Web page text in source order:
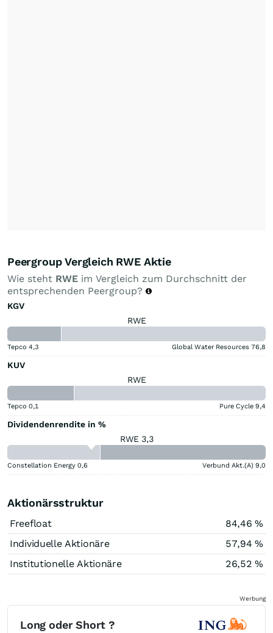
Peergroup Vergleich RWE Aktie
Wie steht RWE im Vergleich zum Durchschnitt der
entsprechenden Peergroup?
KGV
RWE
Tepco 4,3 Global Water Resources 76,8
KUV
RWE
Tepco 0,1 Pure Cycle 9,4
Dividendenrendite in %
RWE 3,3
Constellation Energy 0,6 Verbund Akt.(A) 9,0
Aktionärsstruktur
Freefloat
84,46 %
Individuelle Aktionäre
57,94 %
Institutionelle Aktionäre
26,52 %
Werbung
Long oder Short ?